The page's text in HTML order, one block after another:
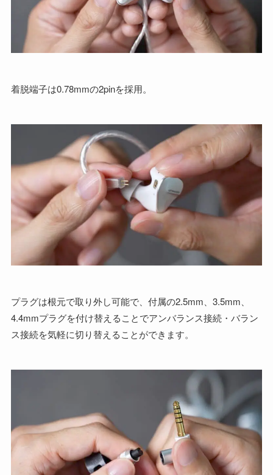
着脱端子は0.78mmの2pinを採用。
プラグは根元で取り外し可能で、付属の2.5mm、3.5mm、
4.4mmプラグを付け替えることでアンバランス接続・バラン
ス接続を気軽に切り替えることができます。